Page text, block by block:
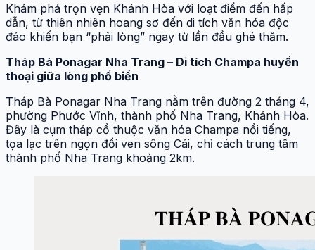
Khám phá trọn vẹn Khánh Hòa với loạt điểm đến hấp
dẫn, từ thiên nhiên hoang sơ đến di tích văn hóa độc
đáo khiến bạn “phải lòng” ngay từ lần đầu ghé thăm.
Tháp Bà Ponagar Nha Trang – Di tích Champa huyền
thoại giữa lòng phố biển
Tháp Bà Ponagar Nha Trang nằm trên đường 2 tháng 4,
phường Phước Vĩnh, thành phố Nha Trang, Khánh Hòa.
Đây là cụm tháp cổ thuộc văn hóa Champa nổi tiếng,
tọa lạc trên ngọn đồi ven sông Cái, chỉ cách trung tâm
thành phố Nha Trang khoảng 2km.